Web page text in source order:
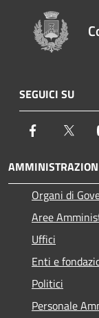
SEGUICI SU
Facebook
Organi di
Aree
Uffici
Enti e
Politici
Personale